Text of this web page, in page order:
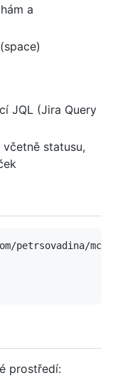
a
JQL (Jira Query
statusu,
petrsovadina/mcp-
prostředí: